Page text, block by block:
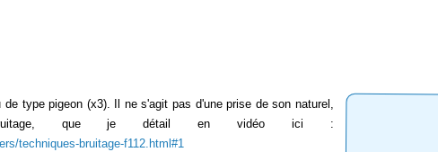
type pigeon (x3). Il ne s'agit pas d'une prise de son naturel,
que je détail en vidéo ici :
techniques-bruitage-f112.html#1